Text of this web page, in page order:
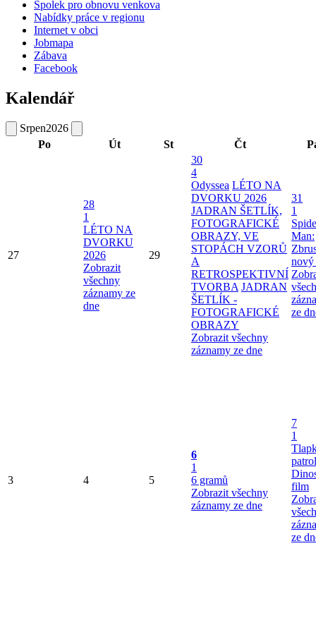
Spolek pro obnovu venkova
Nabídky práce v regionu
Internet v obci
Jobmapa
Zábava
Facebook
Kalendář
Srpen2026
Po
Út St Čt
27
28
1
LÉTO NA
DVORKU
2026
Zobrazit
všechny
záznamy ze
dne
29
30
4
Odyssea LÉTO NA
DVORKU 2026
JADRAN ŠETLÍK,
FOTOGRAFICKÉ
OBRAZY, VE
STOPÁCH VZORŮ
A
RETROSPEKTIVNÍ
TVORBA JADRAN
ŠETLÍK -
FOTOGRAFICKÉ
OBRAZY
Zobrazit všechny
záznamy ze dne
31
1
Man:
nový
ze
3 4 5
6
1
6 gramů
Zobrazit všechny
záznamy ze dne
7
1
film
ze